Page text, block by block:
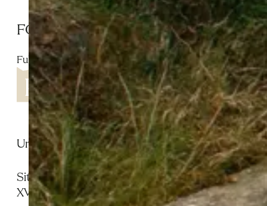
FONT DEL SALAT
Fulleda
Una deu natural d’aigua, probablement anterior
Situada a uns 1,5 km al sud de Fulleda, dins la
XVI. L’actual construcció és de pedra lligada,